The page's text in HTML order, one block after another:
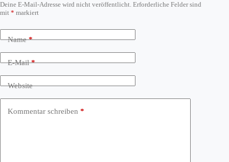
Deine E-Mail-Adresse wird nicht veröffentlicht. Erforderliche Felder sind
mit * markiert
Name*
E-Mail*
Website
Kommentar schreiben *